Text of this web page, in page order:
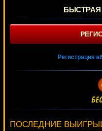
БЫСТРАЯ
Регистрация
ПОСЛЕДНИЕ
kat***